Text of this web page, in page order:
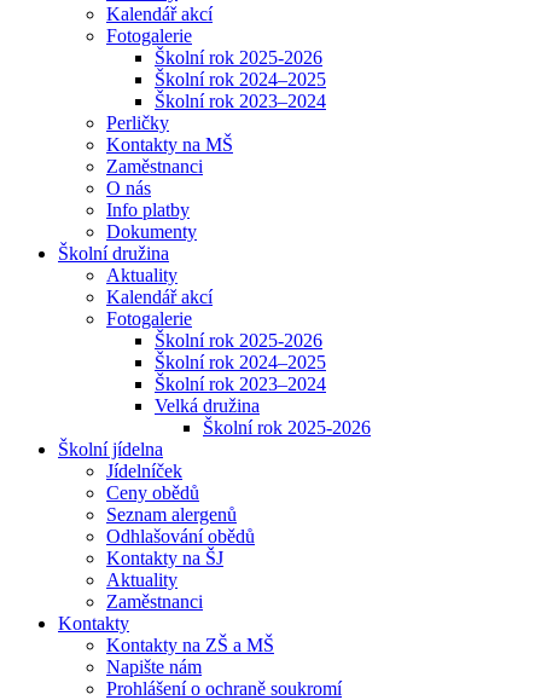
Kalendář akcí
Fotogalerie
Školní rok 2025-2026
Školní rok 2024–2025
Školní rok 2023–2024
Perličky
Kontakty na MŠ
Zaměstnanci
O nás
Info platby
Dokumenty
Školní družina
Aktuality
Kalendář akcí
Fotogalerie
Školní rok 2025-2026
Školní rok 2024–2025
Školní rok 2023–2024
Velká družina
Školní rok 2025-2026
Školní jídelna
Jídelníček
Ceny obědů
Seznam alergenů
Odhlašování obědů
Kontakty na ŠJ
Aktuality
Zaměstnanci
Kontakty
Kontakty na ZŠ a MŠ
Napište nám
Prohlášení o ochraně soukromí